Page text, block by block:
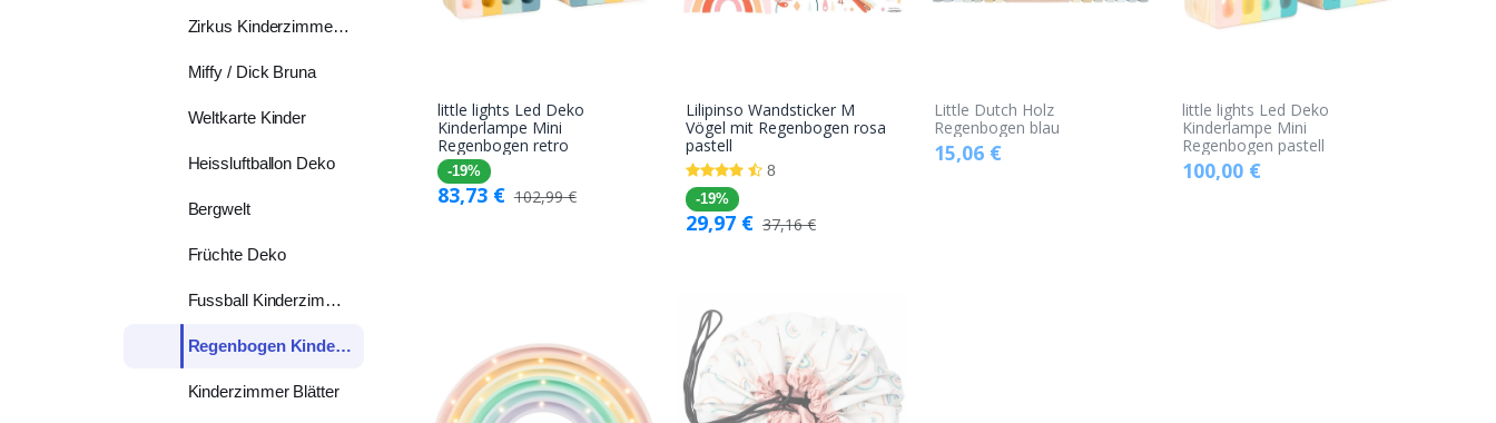
Zirkus Kinderzimmer Deko
Miffy / Dick Bruna
Weltkarte Kinder
Heissluftballon Deko
Bergwelt
Früchte Deko
Fussball Kinderzimmer
Regenbogen Kinderzimmer
Kinderzimmer Blätter
In den
Warenkorb
little lights Led Deko
Kinderlampe Mini
Regenbogen retro
-19%
83,73€ 102,99€
In den
Lilipinso Wandsticker M
Vögel mit Regenbogen rosa
pastell
8
-19%
29,97€ 37,16€
Little Dutch Holz
Regenbogen blau
15,06 €
little lights Led Deko
Kinderlampe Mini
Regenbogen pastell
100,00 €